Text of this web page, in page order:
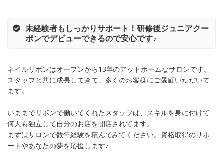
未経験者もしっかりサポート！研修後ジュニアクー
ポンでデビューできるので安心です♪
ネイルリボンはオープンから13年のアットホームなサロンです。
スタッフと共に成長してきて、多くのお客様にご愛顧いただいて
ます。
いままでリボンで働いてくれたスタッフは、スキルを身に付けて
何人も独立して自分のお店を開店されてます。
まずはサロンで数年経験を積んでみてください。資格取得のサポ
ートやあなたの夢を応援します♪